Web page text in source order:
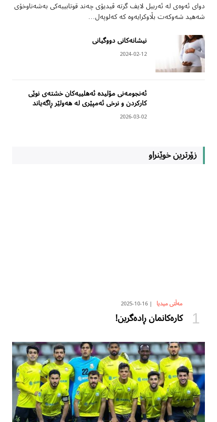
دوای ئەوەی لە ئەربیل لایف گرتە ڤیدیۆی چەند قوتابییەکی بەشەناوخۆی
شەهید شەوکەت بڵاوکرایەوە کە کەلوپەل…
نیشانەکانی دووگیانی
2024-02-12
ئەنجومەنی مۆلیدە ئەهلییەکان خشتەی نوێی
کارکردن و نرخی ئەمپێری لە هەولێر ڕاگەیاند
2026-03-02
زۆرترین خوێنراو
مەڵتی میدیا 2025-10-16
کارەکانمان ڕادەگرین!